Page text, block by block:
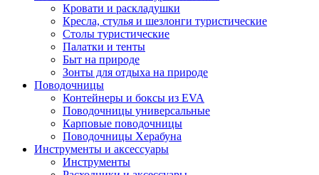
Кровати и раскладушки
Кресла, стулья и шезлонги туристические
Столы туристические
Палатки и тенты
Быт на природе
Зонты для отдыха на природе
Поводочницы
Контейнеры и боксы из EVA
Поводочницы универсальные
Карповые поводочницы
Поводочницы Херабуна
Инструменты и аксессуары
Инструменты